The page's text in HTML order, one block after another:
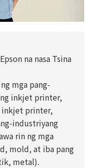
na nasa Tsina
mga pang-
inkjet printer,
inkjet printer,
industriyang
rin ng mga
mold, at iba pang
metal).